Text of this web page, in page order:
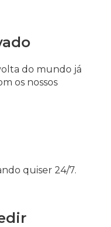
do mundo já
os nossos
quiser 24/7.